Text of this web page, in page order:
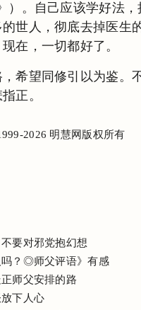
）。自己应该学好法，
世人，彻底去掉医生
在，一切都好了。
希望同修引以为鉴。
正。
2026 明慧网版权所有
要对邪党抱幻想
？◎师父评语》有感
师父安排的路
下人心